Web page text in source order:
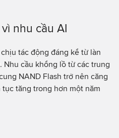
nhu cầu AI
tác động đáng kể từ làn
Nhu cầu khổng lồ từ các trung
NAND Flash trở nên căng
tăng trong hơn một năm